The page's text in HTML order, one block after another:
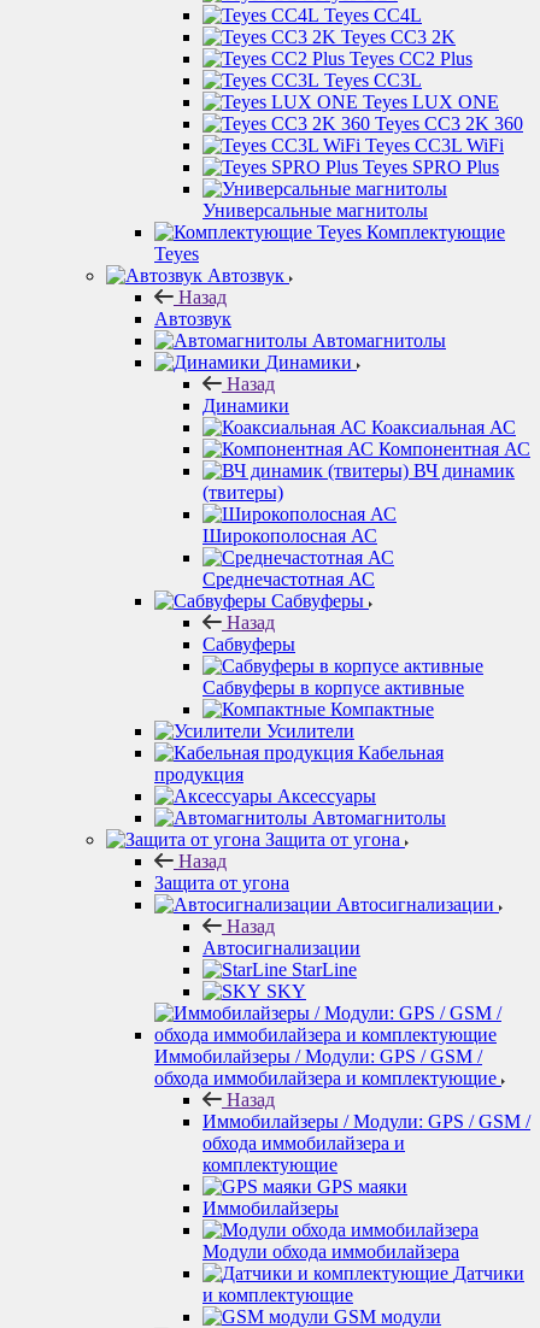
Teyes CC4L
Teyes CC3 2K
Teyes CC2 Plus
Teyes CC3L
Teyes LUX ONE
Teyes CC3 2K 360
Teyes CC3L WiFi
Teyes SPRO Plus
Универсальные магнитолы
Комплектующие
Teyes
Автозвук
Назад
Автозвук
Автомагнитолы
Динамики
Назад
Динамики
Коаксиальная АС
Компонентная АС
ВЧ динамик
(твитеры)
Широкополосная АС
Среднечастотная АС
Сабвуферы
Назад
Сабвуферы
Сабвуферы в корпусе активные
Компактные
Усилители
Кабельная
продукция
Аксессуары
Автомагнитолы
Защита от угона
Назад
Защита от угона
Автосигнализации
Назад
Автосигнализации
StarLine
SKY
Иммобилайзеры / Модули: GPS / GSM /
обхода иммобилайзера и комплектующие
Назад
Иммобилайзеры / Модули: GPS / GSM /
обхода иммобилайзера и
комплектующие
GPS маяки
Иммобилайзеры
Модули обхода иммобилайзера
Датчики
и комплектующие
GSM модули